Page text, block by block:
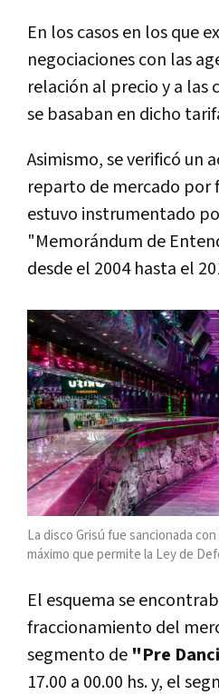
En los casos en los que
negociaciones con las
relación al precio y a las
se basaban en dicho
Asimismo, se verificó un
reparto de mercado por
estuvo instrumentado
"Memorándum de
desde el 2004 hasta el
La disco Grisú fue sancionada
máximo que permite la Ley de
El esquema se
fraccionamiento del
segmento de "Pre
17.00 a 00.00 hs. y, el